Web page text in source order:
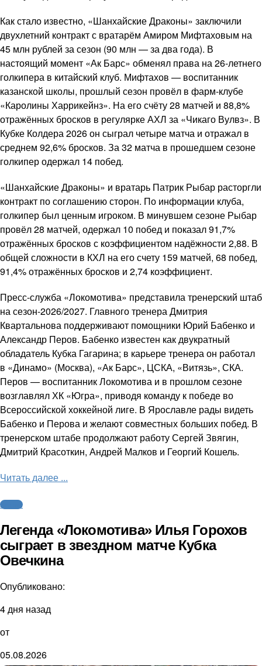
Как стало известно, «Шанхайские Драконы» заключили
двухлетний контракт с вратарём Амиром Мифтаховым на
45 млн рублей за сезон (90 млн — за два года). В
настоящий момент «Ак Барс» обменял права на 26-летнего
голкипера в китайский клуб. Мифтахов — воспитанник
казанской школы, прошлый сезон провёл в фарм-клубе
«Каролины Харрикейнз». На его счёту 28 матчей и 88,8%
отражённых бросков в регулярке АХЛ за «Чикаго Вулвз». В
Кубке Колдера 2026 он сыграл четыре матча и отражал в
среднем 92,6% бросков. За 32 матча в прошедшем сезоне
голкипер одержал 14 побед.
«Шанхайские Драконы» и вратарь Патрик Рыбар расторгли
контракт по соглашению сторон. По информации клуба,
голкипер был ценным игроком. В минувшем сезоне Рыбар
провёл 28 матчей, одержал 10 побед и показал 91,7%
отражённых бросков с коэффициентом надёжности 2,88. В
общей сложности в КХЛ на его счету 159 матчей, 68 побед,
91,4% отражённых бросков и 2,74 коэффициент.
Пресс-служба «Локомотива» представила тренерский штаб
на сезон-2026/2027. Главного тренера Дмитрия
Квартальнова поддерживают помощники Юрий Бабенко и
Александр Перов. Бабенко известен как двукратный
обладатель Кубка Гагарина; в карьере тренера он работал
в «Динамо» (Москва), «Ак Барс», ЦСКА, «Витязь», СКА.
Перов — воспитанник Локомотива и в прошлом сезоне
возглавлял ХК «Югра», приводя команду к победе во
Всероссийской хоккейной лиге. В Ярославле рады видеть
Бабенко и Перова и желают совместных больших побед. В
тренерском штабе продолжают работу Сергей Звягин,
Дмитрий Красоткин, Андрей Малков и Георгий Кошель.
Читать далее ...
Хоккей
Легенда «Локомотива» Илья Горохов
сыграет в звездном матче Кубка
Овечкина
Опубликовано:
4 дня назад
от
05.08.2026